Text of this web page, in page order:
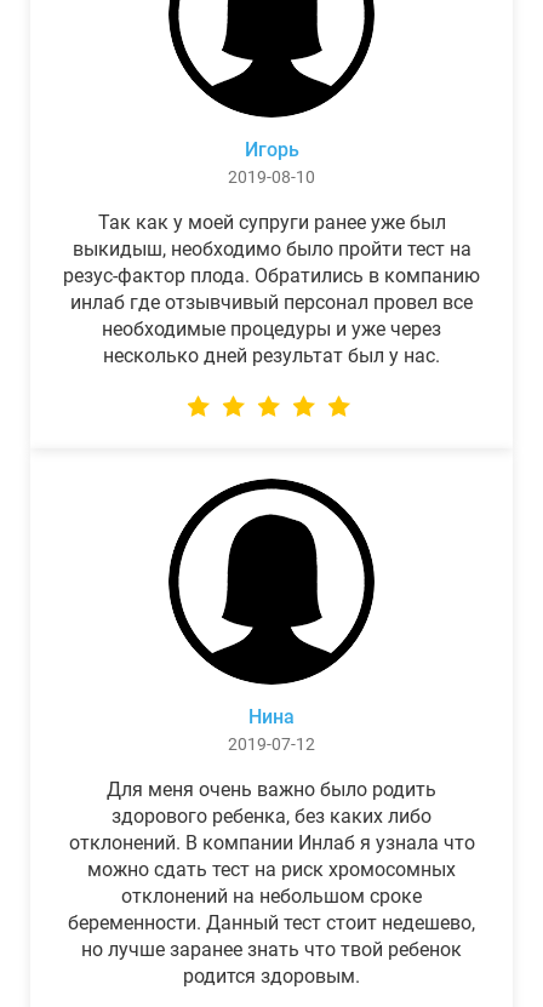
Игорь
2019-08-10
Так как у моей супруги ранее уже был
выкидыш, необходимо было пройти тест на
резус-фактор плода. Обратились в компанию
инлаб где отзывчивый персонал провел все
необходимые процедуры и уже через
несколько дней результат был у нас.
Нина
2019-07-12
Для меня очень важно было родить
здорового ребенка, без каких либо
отклонений. В компании Инлаб я узнала что
можно сдать тест на риск хромосомных
отклонений на небольшом сроке
беременности. Данный тест стоит недешево,
но лучше заранее знать что твой ребенок
родится здоровым.